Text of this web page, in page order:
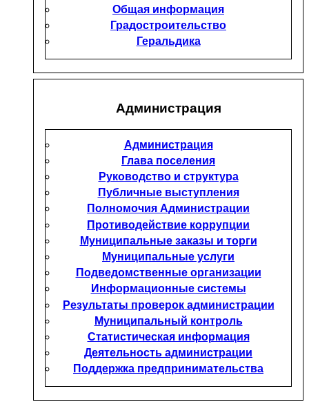
Общая информация
Градостроительство
Геральдика
Администрация
Администрация
Глава поселения
Руководство и структура
Публичные выступления
Полномочия Администрации
Противодействие коррупции
Муниципальные заказы и торги
Муниципальные услуги
Подведомственные организации
Информационные системы
Результаты проверок администрации
Муниципальный контроль
Статистическая информация
Деятельность администрации
Поддержка предпринимательства